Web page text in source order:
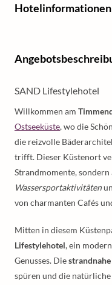
Hotelinformationen
SAND Lifestylehotel
Willkommen am
Ostseeküste, wo die
die reizvolle
trifft. Dieser Küstenort
Strandmomente,
Wassersportaktivitäten
von charmanten Cafés
Mitten in diesem
Lifestylehotel, ein
Genusses. Diestrandnahe
spüren und die